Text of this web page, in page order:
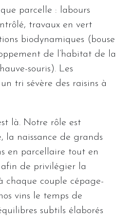
parcelle : labours
travaux en vert
biodynamiques (bouse
de l’habitat de la
souris). Les
tri sévère des raisins à
là. Notre rôle est
la naissance de grands
en parcellaire tout en
afin de privilégier la
chaque couple cépage-
vins le temps de
subtils élaborés